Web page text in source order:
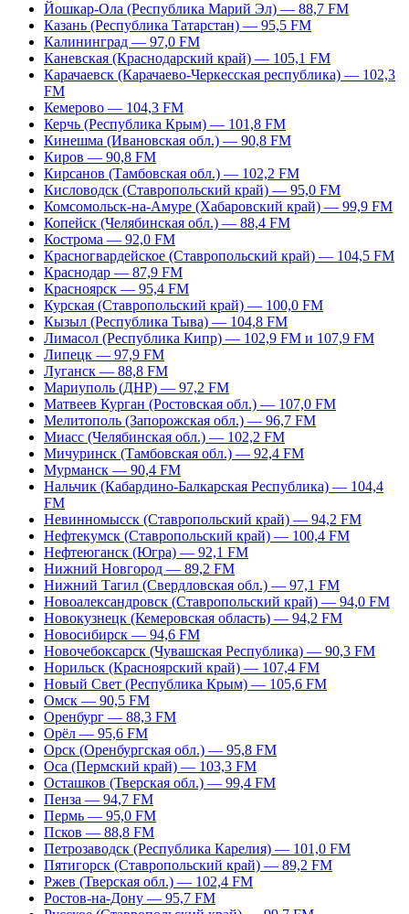
Йошкар-Ола (Республика Марий Эл) — 88,7 FM
Казань (Республика Татарстан) — 95,5 FM
Калининград — 97,0 FM
Каневская (Краснодарский край) — 105,1 FM
Карачаевск (Карачаево-Черкесская республика) — 102,3
FM
Кемерово — 104,3 FM
Керчь (Республика Крым) — 101,8 FM
Кинешма (Ивановская обл.) — 90,8 FM
Киров — 90,8 FM
Кирсанов (Тамбовская обл.) — 102,2 FM
Кисловодск (Ставропольский край) — 95,0 FM
Комсомольск-на-Амуре (Хабаровский край) — 99,9 FM
Копейск (Челябинская обл.) — 88,4 FM
Кострома — 92,0 FM
Красногвардейское (Ставропольский край) — 104,5 FM
Краснодар — 87,9 FM
Красноярск — 95,4 FM
Курская (Ставропольский край) — 100,0 FM
Кызыл (Республика Тыва) — 104,8 FM
Лимасол (Республика Кипр) — 102,9 FM и 107,9 FM
Липецк — 97,9 FM
Луганск — 88,8 FM
Мариуполь (ДНР) — 97,2 FM
Матвеев Курган (Ростовская обл.) — 107,0 FM
Мелитополь (Запорожская обл.) — 96,7 FM
Миасс (Челябинская обл.) — 102,2 FM
Мичуринск (Тамбовская обл.) — 92,4 FM
Мурманск — 90,4 FM
Нальчик (Кабардино-Балкарская Республика) — 104,4
FM
Невинномысск (Ставропольский край) — 94,2 FM
Нефтекумск (Ставропольский край) — 100,4 FM
Нефтеюганск (Югра) — 92,1 FM
Нижний Новгород — 89,2 FM
Нижний Тагил (Свердловская обл.) — 97,1 FM
Новоалександровск (Ставропольский край) — 94,0 FM
Новокузнецк (Кемеровская область) — 94,2 FM
Новосибирск — 94,6 FM
Новочебоксарск (Чувашская Республика) — 90,3 FM
Норильск (Красноярский край) — 107,4 FM
Новый Свет (Республика Крым) — 105,6 FM
Омск — 90,5 FM
Оренбург — 88,3 FM
Орёл — 95,6 FM
Орск (Оренбургская обл.) — 95,8 FM
Оса (Пермский край) — 103,3 FM
Осташков (Тверская обл.) — 99,4 FM
Пенза — 94,7 FM
Пермь — 95,0 FM
Псков — 88,8 FM
Петрозаводск (Республика Карелия) — 101,0 FM
Пятигорск (Ставропольский край) — 89,2 FM
Ржев (Тверская обл.) — 102,4 FM
Ростов-на-Дону — 95,7 FM